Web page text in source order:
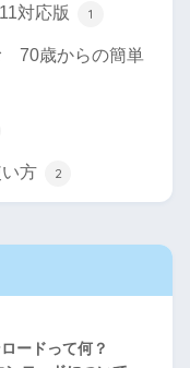
対応版
1
70歳からの簡単
方 2
ードって何？